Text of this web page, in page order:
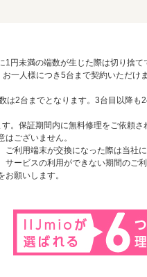
1円未満の端数が生じた際は切り捨て
一人様につき5台まで契約いただ
は2台までとなります。3台目以降
。保証期間内に無料修理をご依頼
ございません。
ご利用端末が交換になった際は当社
サービスの利用ができない期間のご
願いします。